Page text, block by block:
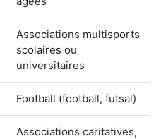
Associations multisports
scolaires ou
universitaires
Football (football, futsal)
Associations caritatives,